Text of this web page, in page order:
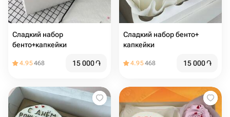
Сладкий набор
бенто+капкейки
4.95468 15 000֏
Сладкий набор бенто+
капкейки
4.95468 15 000֏